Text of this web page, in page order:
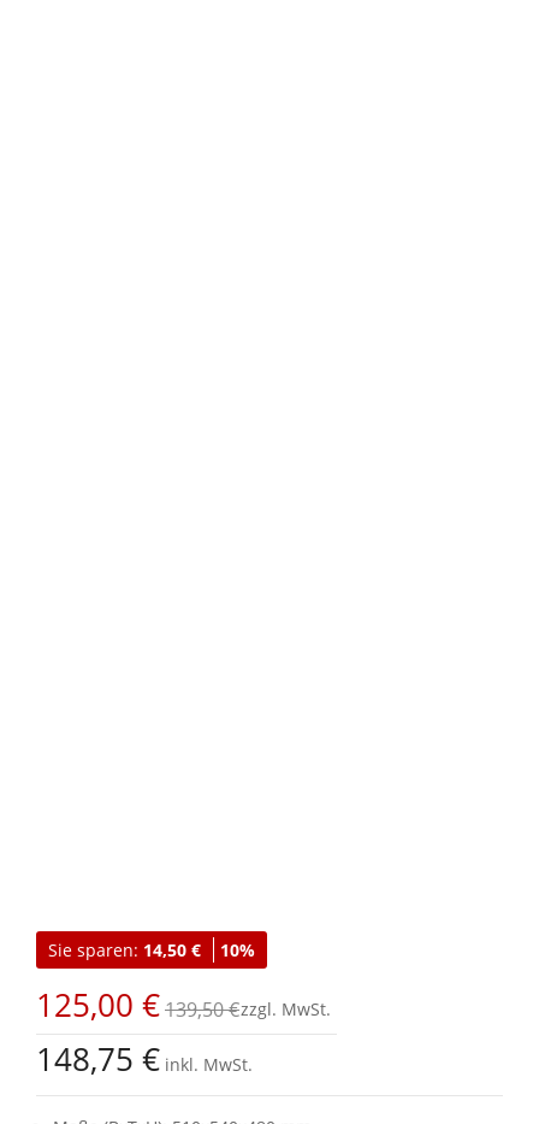
Anfang
der
springen
Sie sparen: 14,50 € 10%
125,00 €139,50 €
148,75 € inkl. MwSt.